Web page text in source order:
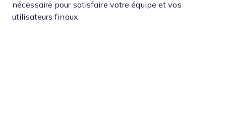
nécessaire pour satisfaire votre équipe et vos
utilisateurs finaux.